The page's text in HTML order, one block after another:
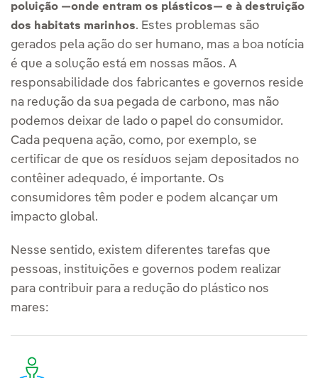
poluição —onde entram os plásticos— e à destruição
dos habitats marinhos. Estes problemas são
gerados pela ação do ser humano, mas a boa notícia
é que a solução está em nossas mãos. A
responsabilidade dos fabricantes e governos reside
na redução da sua pegada de carbono, mas não
podemos deixar de lado o papel do consumidor.
Cada pequena ação, como, por exemplo, se
certificar de que os resíduos sejam depositados no
contêiner adequado, é importante. Os
consumidores têm poder e podem alcançar um
impacto global.
Nesse sentido, existem diferentes tarefas que
pessoas, instituições e governos podem realizar
para contribuir para a redução do plástico nos
mares: